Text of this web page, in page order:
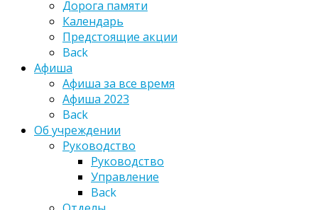
Дорога памяти
Календарь
Предстоящие акции
Back
Афиша
Афиша за все время
Афиша 2023
Back
Об учреждении
Руководство
Руководство
Управление
Back